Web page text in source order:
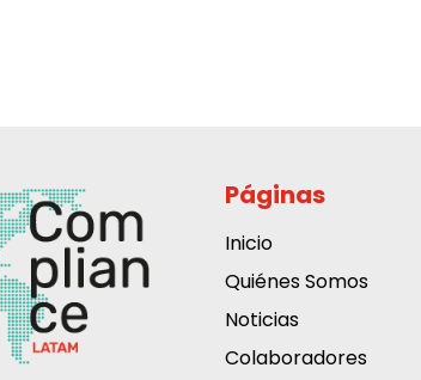
Páginas
Inicio
Quiénes Somos
Noticias
Colaboradores